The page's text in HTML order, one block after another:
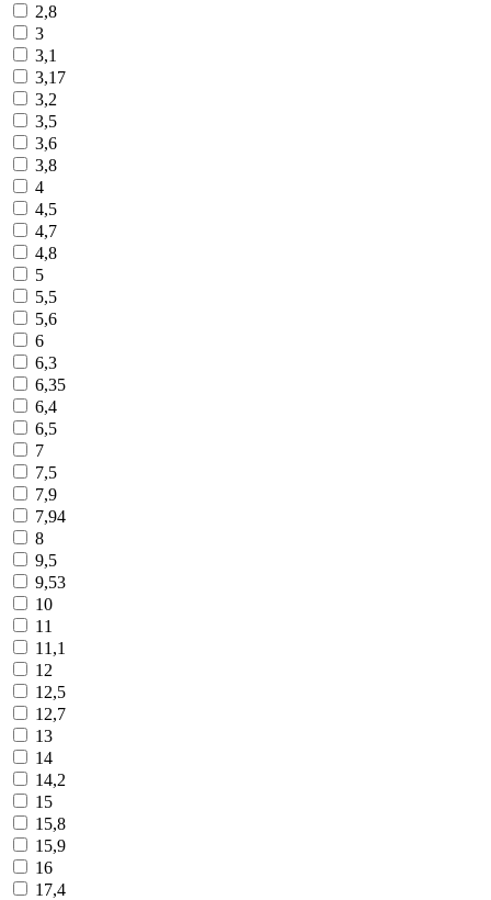
2,8
3
3,1
3,17
3,2
3,5
3,6
3,8
4
4,5
4,7
4,8
5
5,5
5,6
6
6,3
6,35
6,4
6,5
7
7,5
7,9
7,94
8
9,5
9,53
10
11
11,1
12
12,5
12,7
13
14
14,2
15
15,8
15,9
16
17,4